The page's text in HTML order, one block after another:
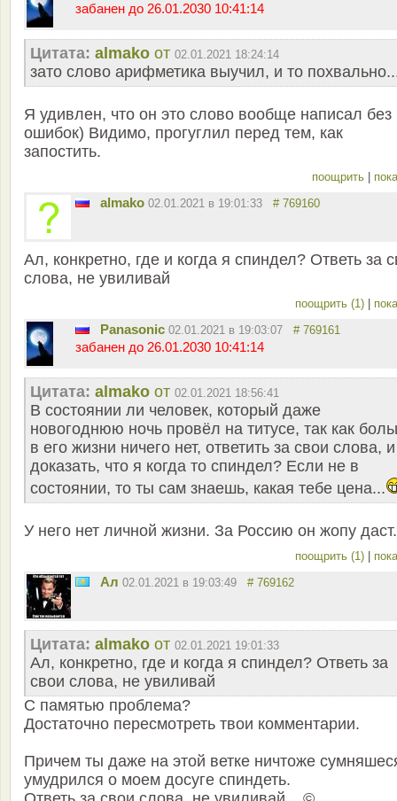
забанен до 26.01.2030 10:41:14
Цитата: almako от 02.01.2021 18:24:14
зато слово арифметика выучил, и то
Я удивлен, что он это слово вообще написал без
ошибок) Видимо, прогуглил перед тем, как
запостить.
поощрить
almako 02.01.2021 в 19:01:33 # 769160
Ал, конкретно, где и когда я спиндел? Ответь за
слова, не увиливай
поощрить (1)
Panasonic 02.01.2021 в 19:03:07 # 769161
забанен до 26.01.2030 10:41:14
Цитата: almako от 02.01.2021 18:56:41
В состоянии ли человек, который даже
новогоднюю ночь провёл на титусе, так как
в его жизни ничего нет, ответить за свои слова, и
доказать, что я когда то спиндел? Если не в
состоянии, то ты сам знаешь, какая тебе цена...
У него нет личной жизни. За Россию он жопу даст.
поощрить (1)
Ал 02.01.2021 в 19:03:49 # 769162
Цитата: almako от 02.01.2021 19:01:33
Ал, конкретно, где и когда я спиндел? Ответь за
свои слова, не увиливай
С памятью проблема?
Достаточно пересмотреть твои комментарии.
Причем ты даже на этой ветке ничтоже
умудрился о моем досуге спиндеть.